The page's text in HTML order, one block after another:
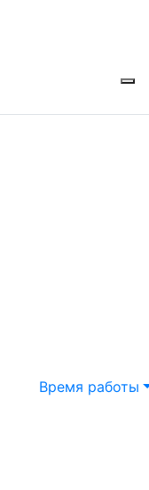
Время работы